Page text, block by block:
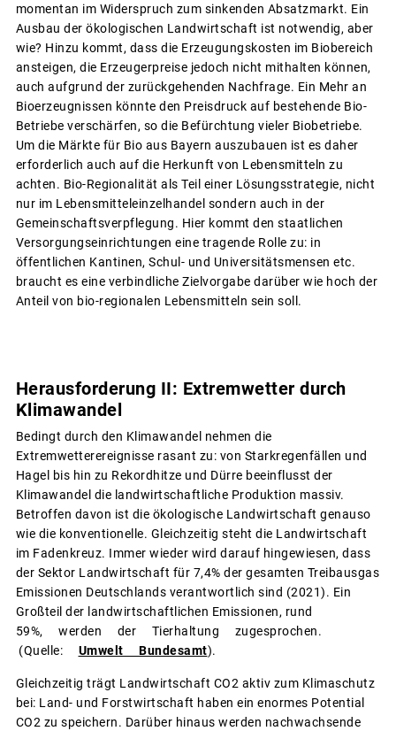
momentan im Widerspruch zum sinkenden Absatzmarkt. Ein
Ausbau der ökologischen Landwirtschaft ist notwendig, aber
wie? Hinzu kommt, dass die Erzeugungskosten im Biobereich
ansteigen, die Erzeugerpreise jedoch nicht mithalten können,
auch aufgrund der zurückgehenden Nachfrage. Ein Mehr an
Bioerzeugnissen könnte den Preisdruck auf bestehende Bio-
Betriebe verschärfen, so die Befürchtung vieler Biobetriebe.
Um die Märkte für Bio aus Bayern auszubauen ist es daher
erforderlich auch auf die Herkunft von Lebensmitteln zu
achten. Bio-Regionalität als Teil einer Lösungsstrategie, nicht
nur im Lebensmitteleinzelhandel sondern auch in der
Gemeinschaftsverpflegung. Hier kommt den staatlichen
Versorgungseinrichtungen eine tragende Rolle zu: in
öffentlichen Kantinen, Schul- und Universitätsmensen etc.
braucht es eine verbindliche Zielvorgabe darüber wie hoch der
Anteil von bio-regionalen Lebensmitteln sein soll.
Herausforderung II: Extremwetter durch
Klimawandel
Bedingt durch den Klimawandel nehmen die
Extremwetterereignisse rasant zu: von Starkregenfällen und
Hagel bis hin zu Rekordhitze und Dürre beeinflusst der
Klimawandel die landwirtschaftliche Produktion massiv.
Betroffen davon ist die ökologische Landwirtschaft genauso
wie die konventionelle. Gleichzeitig steht die Landwirtschaft
im Fadenkreuz. Immer wieder wird darauf hingewiesen, dass
der Sektor Landwirtschaft für 7,4% der gesamten Treibausgas
Emissionen Deutschlands verantwortlich sind (2021). Ein
Großteil der landwirtschaftlichen Emissionen, rund
59%, werden der Tierhaltung zugesprochen.
(Quelle: Umwelt Bundesamt).
Gleichzeitig trägt Landwirtschaft CO2 aktiv zum Klimaschutz
bei: Land- und Forstwirtschaft haben ein enormes Potential
CO2 zu speichern. Darüber hinaus werden nachwachsende